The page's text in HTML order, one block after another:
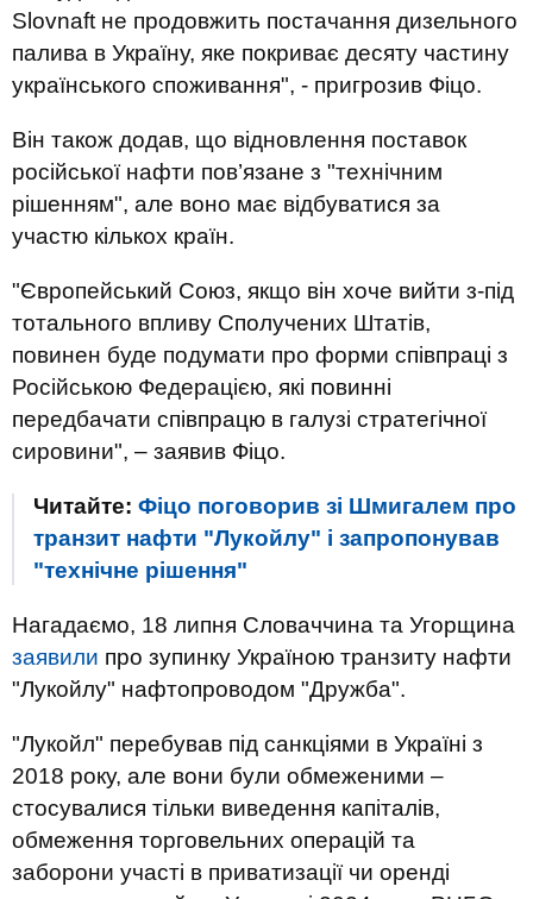
Slovnaft не продовжить постачання дизельного
палива в Україну, яке покриває десяту частину
українського споживання", - пригрозив Фіцо.
Він також додав, що відновлення поставок
російської нафти пов’язане з "технічним
рішенням", але воно має відбуватися за
участю кількох країн.
"Європейський Союз, якщо він хоче вийти з-під
тотального впливу Сполучених Штатів,
повинен буде подумати про форми співпраці з
Російською Федерацією, які повинні
передбачати співпрацю в галузі стратегічної
сировини", – заявив Фіцо.
Читайте: Фіцо поговорив зі Шмигалем про
транзит нафти "Лукойлу" і запропонував
"технічне рішення"
Нагадаємо, 18 липня Словаччина та Угорщина
заявили про зупинку Україною транзиту нафти
"Лукойлу" нафтопроводом "Дружба".
"Лукойл" перебував під санкціями в Україні з
2018 року, але вони були обмеженими –
стосувалися тільки виведення капіталів,
обмеження торговельних операцій та
заборони участі в приватизації чи оренді